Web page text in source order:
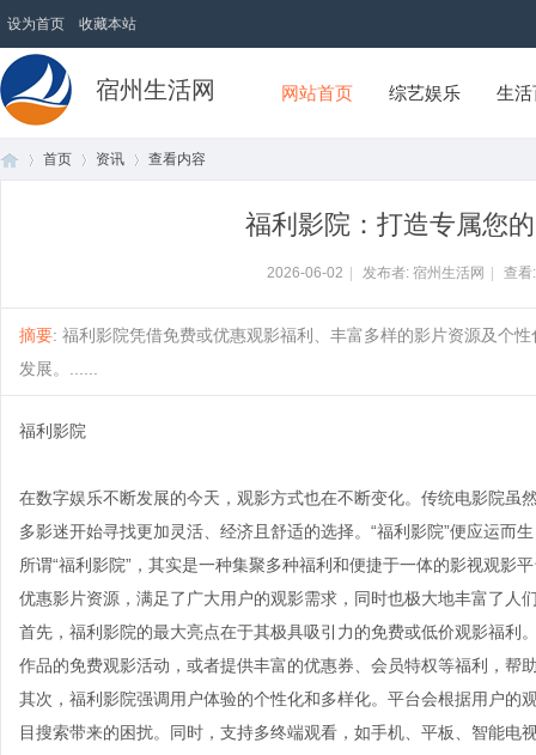
设为首页 收藏本站
宿州生活网 网站首页 综艺娱乐 生
首页 资讯 查看内容
福利影院：打造专属您
2026-06-02 发布者: 宿州生活网 查
摘要: 福利影院凭借免费或优惠观影福利、丰富多样的影片资源及个
发展。......
福利影院
在数字娱乐不断发展的今天，观影方式也在不断变化。传统电影院虽
多影迷开始寻找更加灵活、经济且舒适的选择。“福利影院”便应运而
所谓“福利影院”，其实是一种集聚多种福利和便捷于一体的影视观影
优惠影片资源，满足了广大用户的观影需求，同时也极大地丰富了人
首先，福利影院的最大亮点在于其极具吸引力的免费或低价观影福利
作品的免费观影活动，或者提供丰富的优惠券、会员特权等福利，帮
其次，福利影院强调用户体验的个性化和多样化。平台会根据用户的
目搜索带来的困扰。同时，支持多终端观看，如手机、平板、智能电